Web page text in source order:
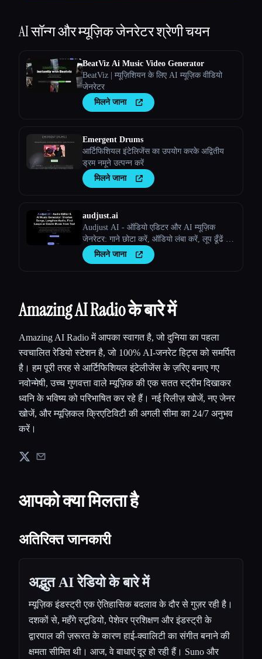
EscAI सॉन्ग और म्यूज़िक जेनरेटरश्रेणी चयन
BeatViz Ai Music Video Generator
BeatViz | म्यूज़िशियन के लिए AI म्यूज़िक वीडियो
जेनरेटर
मिलने जाना
Emergent Drums
आर्टिफिशियल इंटेलिजेंस का उपयोग करके अद्वितीय
ड्रम नमूने उत्पन्न करें
मिलने जाना
audjust.ai
Audjust AI - ऑडियो एडिटर और AI म्यूज़िक
जेनरेटर: गाने छोटा करें, ऑडियो लंबा करें, लूप ढूँढें या
टेक्स्ट से म्यूज़िक बनाएँ
मिलने जाना
Amazing AI Radio के बारे में
Amazing AI Radio में आपका स्वागत है, जो दुनिया का पहला
स्वचालित रेडियो स्टेशन है, जो 100% AI-जनरेट हिट्स को समर्पित
है। हम पूरी तरह से आर्टिफिशियल इंटेलीजेंस के ज़रिए बनाए गए
नवोन्मेषी, उच्च गुणवत्ता वाले म्यूज़िक की एक सतत स्ट्रीम दिखाकर
ध्वनि के भविष्य को परिभाषित कर रहे हैं। नई रिलीज़ खोजें, नए जेनर
खोजें, और म्यूज़िकल क्रिएटिविटी की अगली सीमा का 24/7 अनुभव
करें।
आपको क्या मिलता है
अतिरिक्त जानकारी
अद्भुत AI रेडियो के बारे में
म्यूज़िक इंडस्ट्री एक ऐतिहासिक बदलाव के दौर से गुज़र रही है।
दशकों से, महँगे स्टूडियो, पेशेवर प्रशिक्षण और इंडस्ट्री के
द्वारपाल की ज़रूरत के कारण हाई-क्वालिटी का संगीत बनाने की
क्षमता सीमित थी। आज, वे बाधाएं दूर हो रही हैं। Suno और